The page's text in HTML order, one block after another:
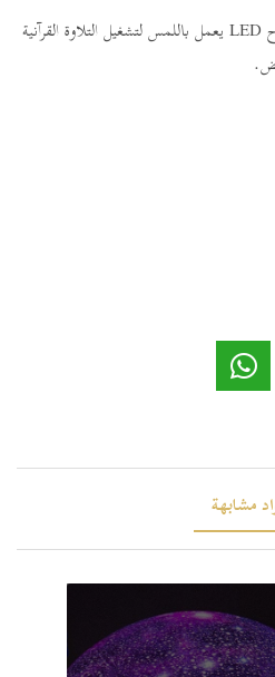
مكبر صوت بخاصية بلوتوث ومصباح LED يعمل باللمس لتشغيل التلاوة القرآنية
مشابهة